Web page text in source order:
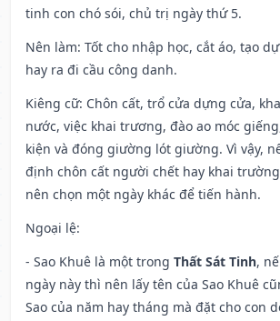
tinh con chó sói, chủ trị ngày thứ 5.
Nên làm: Tốt cho nhập học, cắt áo, tạo
hay ra đi cầu công danh.
Kiêng cữ: Chôn cất, trổ cửa dựng cửa,
nước, việc khai trương, đào ao móc
kiện và đóng giường lót giường. Vì vậy,
định chôn cất người chết hay khai
nên chọn một ngày khác để tiến hành.
Ngoại lệ:
- Sao Khuê là một trong Thất Sát Tinh,
ngày này thì nên lấy tên của Sao Khuê
Sao của năm hay tháng mà đặt cho con